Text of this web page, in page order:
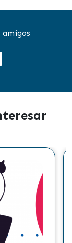
amigos